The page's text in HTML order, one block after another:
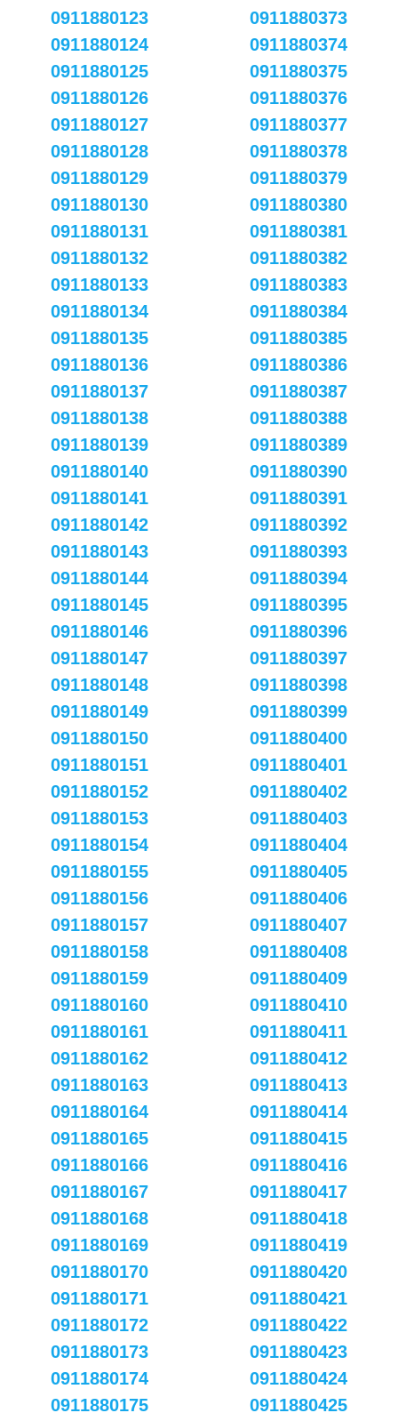
0911880123
0911880124
0911880125
0911880126
0911880127
0911880128
0911880129
0911880130
0911880131
0911880132
0911880133
0911880134
0911880135
0911880136
0911880137
0911880138
0911880139
0911880140
0911880141
0911880142
0911880143
0911880144
0911880145
0911880146
0911880147
0911880148
0911880149
0911880150
0911880151
0911880152
0911880153
0911880154
0911880155
0911880156
0911880157
0911880158
0911880159
0911880160
0911880161
0911880162
0911880163
0911880164
0911880165
0911880166
0911880167
0911880168
0911880169
0911880170
0911880171
0911880172
0911880173
0911880174
0911880175
0911880373
0911880374
0911880375
0911880376
0911880377
0911880378
0911880379
0911880380
0911880381
0911880382
0911880383
0911880384
0911880385
0911880386
0911880387
0911880388
0911880389
0911880390
0911880391
0911880392
0911880393
0911880394
0911880395
0911880396
0911880397
0911880398
0911880399
0911880400
0911880401
0911880402
0911880403
0911880404
0911880405
0911880406
0911880407
0911880408
0911880409
0911880410
0911880411
0911880412
0911880413
0911880414
0911880415
0911880416
0911880417
0911880418
0911880419
0911880420
0911880421
0911880422
0911880423
0911880424
0911880425